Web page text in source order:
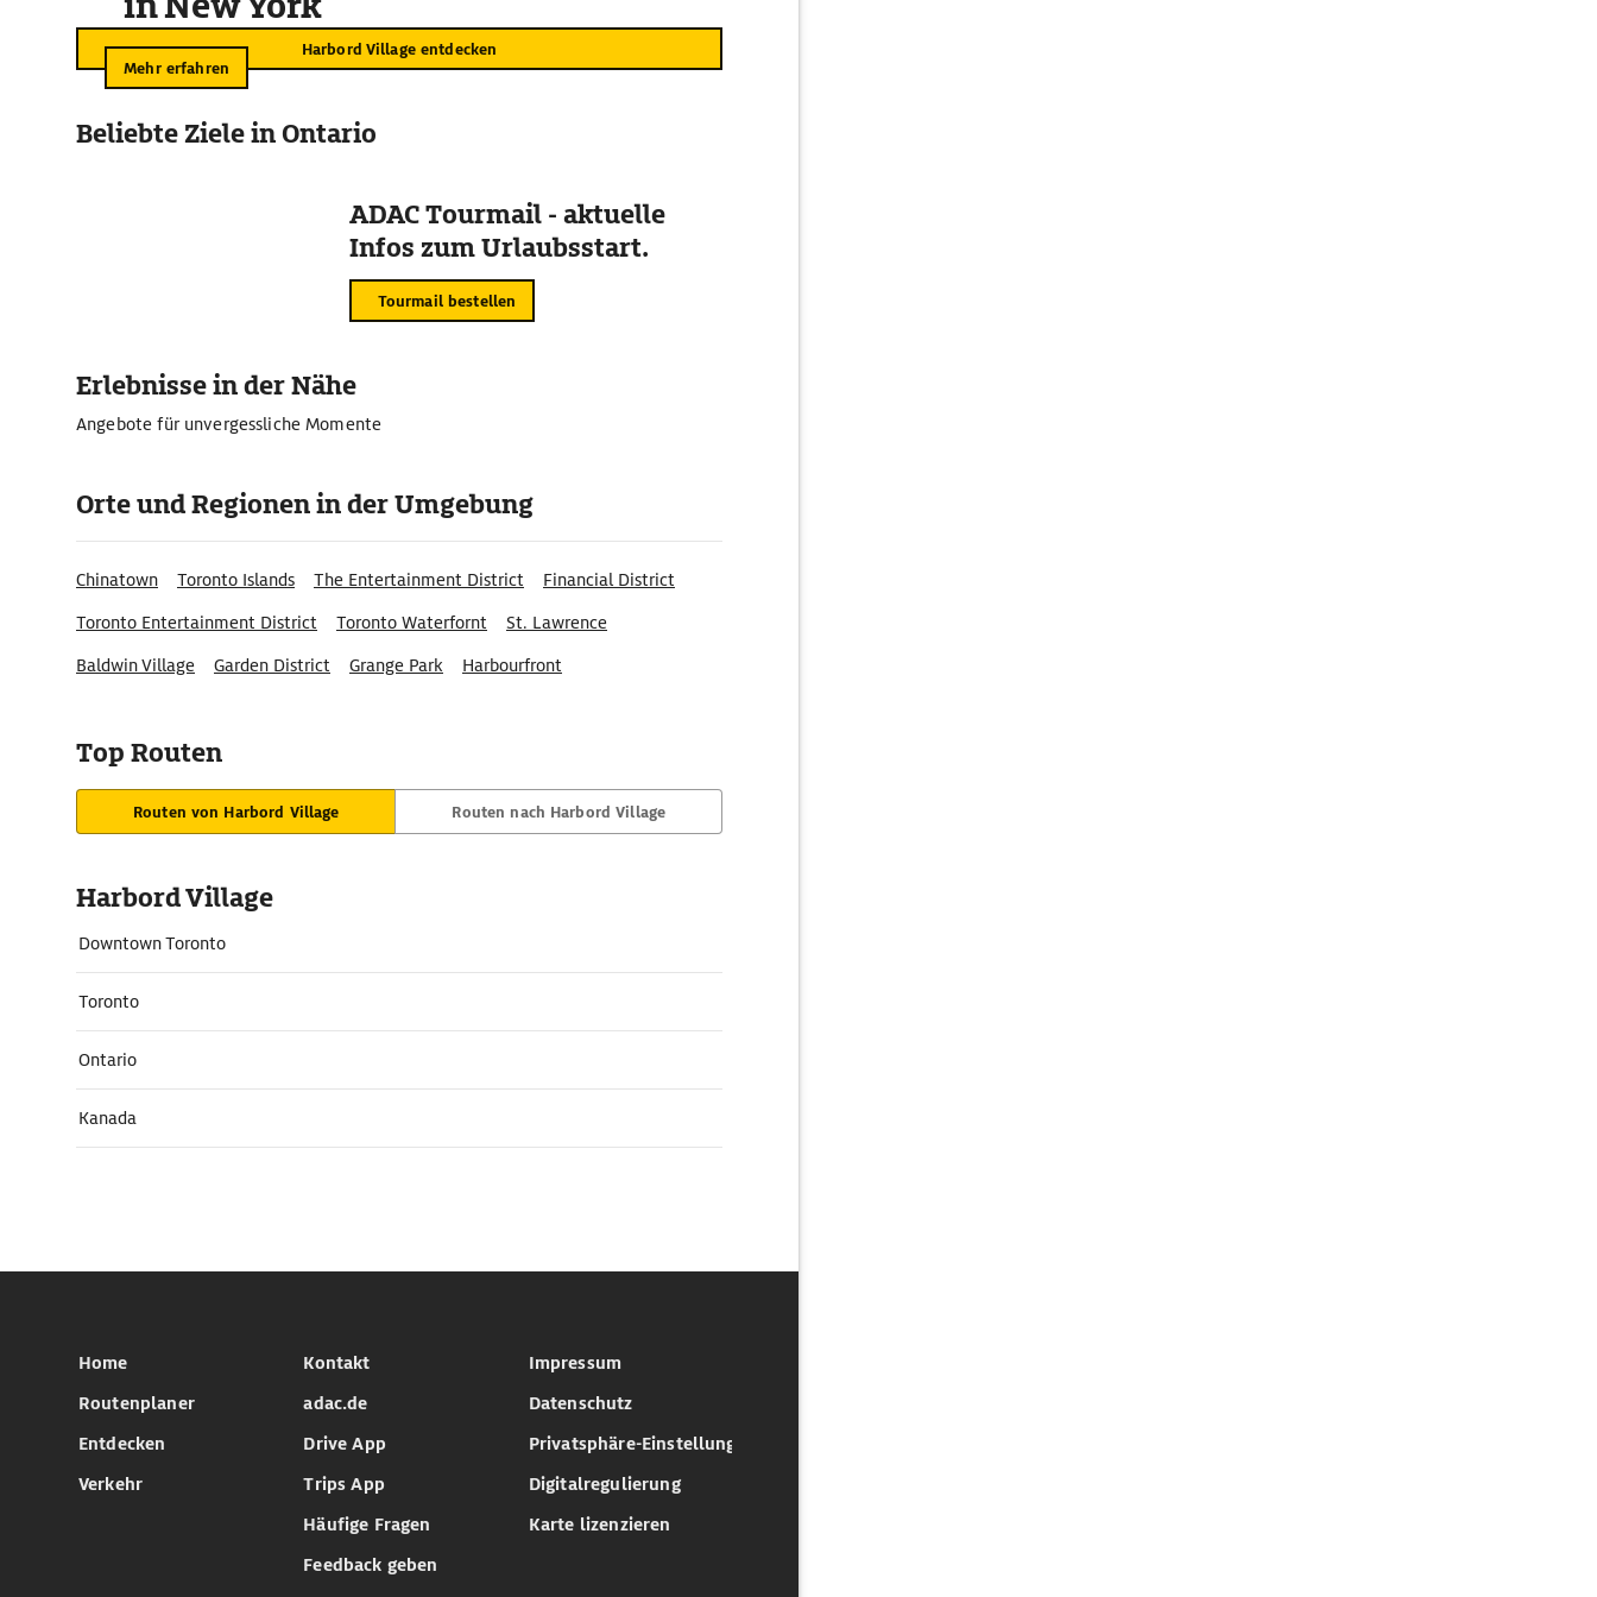
Harbord Village entdecken
Mehr erfahren
Beliebte Ziele in Ontario
ADAC Tourmail - aktuelle
Infos zum Urlaubsstart.
Tourmail bestellen
Erlebnisse in der Nähe
Angebote für unvergessliche Momente
Orte und Regionen in der Umgebung
Chinatown Toronto Islands The Entertainment District
Financial District
Toronto Entertainment District
Toronto Waterfornt
St. Lawrence
Baldwin Village
Garden District Grange Park
Harbourfront
Top Routen
Routen von Harbord Village Routen nach Harbord Village
Harbord Village
Downtown Toronto
Toronto
Ontario
Kanada
Home
Routenplaner
Entdecken
Verkehr
Kontakt
adac.de
Drive App
Trips App
Häufige Fragen
Feedback geben
Impressum
Datenschutz
Privatsphäre-Einstellungen
Digitalregulierung
Karte lizenzieren